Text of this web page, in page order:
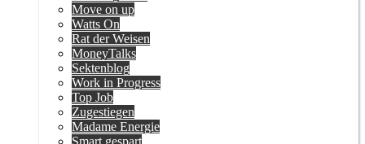
Move on up
Watts On
Rat der Weisen
MoneyTalks
Sektenblog
Work in Progress
Top Job
Zugestiegen
Madame Energie
Smart gespart